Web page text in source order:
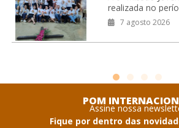
Missão
realizada no
de 2026, na
7 agosto 2026
POM
Assine nossa
Fique por dentro das